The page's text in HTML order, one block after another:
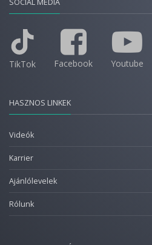
SOCIAL MEDIA
TikTok Facebook Youtube
HASZNOS LINKEK
Videók
Karrier
Ajánlólevelek
Rólunk